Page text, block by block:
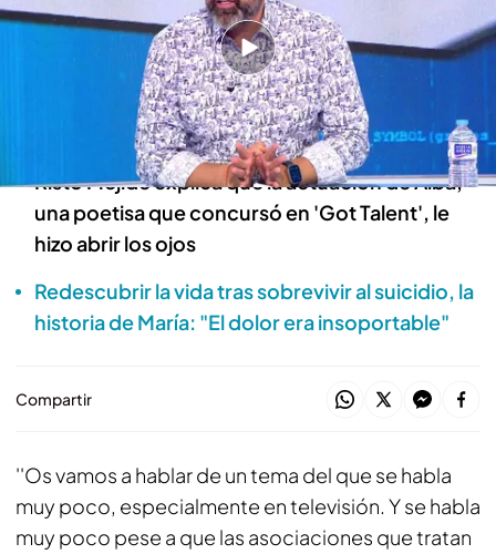
19 SEP 2024 - 18:16h.
El presentador ha querido hacer un
llamamiento sobre la importancia de la salud
Risto Mejide explica que la actuación de Alba,
una poetisa que concursó en 'Got Talent', le
hizo abrir los ojos
Redescubrir la vida tras sobrevivir al suicidio, la
historia de María: "El dolor era insoportable"
Compartir
''Os vamos a hablar de un tema del que se habla
muy poco, especialmente en televisión. Y se habla
muy poco pese a que las asociaciones que tratan